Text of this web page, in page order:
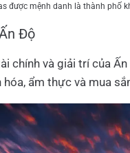
được mệnh danh là thành phố
Độ
chính và giải trí của
hóa, ẩm thực và mua